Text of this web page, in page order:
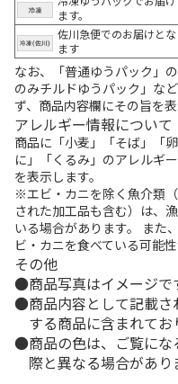
ます。
佐川急便でのお届けとな
ます
なお、「普通ゆうパック」
のみチルドゆうパック」な
ず、商品内容欄にその旨を表
アレルギー情報について
商品に「小麦」「そば」「
に」「くるみ」のアレルギ
を表示します。
※エビ・カニを除く魚介類
された加工品も含む）は、
いる場合があります。 また
ビ・カニを食べている可能性
その他
商品写真はイメージで
商品内容として記載
する商品に含まれてお
商品の色は、ご覧に
際と異なる場合があり